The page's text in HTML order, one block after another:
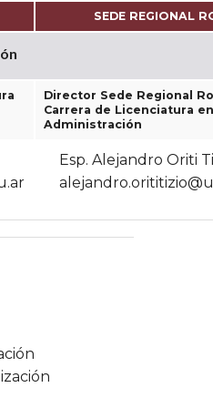
SEDE REGIONAL
Director Sede Regional
Carrera de Licenciatura en
Administración
Esp. Alejandro Oriti